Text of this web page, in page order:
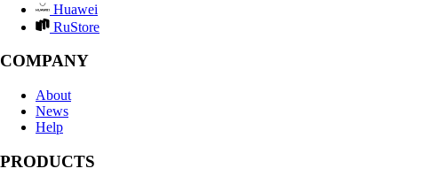
Huawei
RuStore
COMPANY
About
News
Help
PRODUCTS